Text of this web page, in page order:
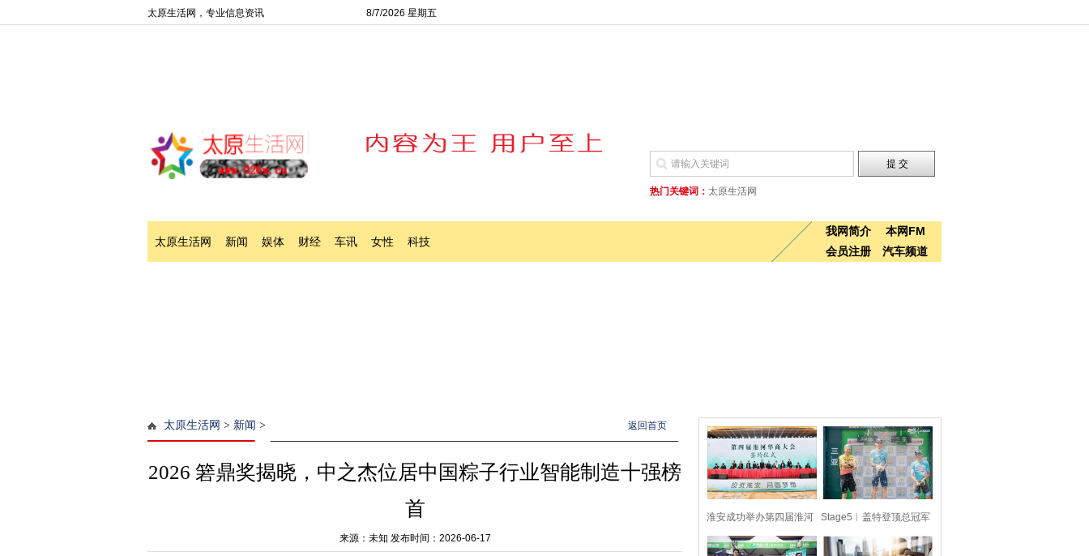
太原生活网，专业信息资讯 8/7/2026 星期五
热门关键词： 太原生活网
太原生活网 新闻 娱体 财经 车讯 女性 科技
本网FM
我网简介
汽车频道
会员注册
太原生活网 > 新闻 > 返回首页
2026 箬鼎奖揭晓，中之杰位居中国粽子行业智能制造十强榜
首
来源：未知 发布时间：2026-06-17
淮安成功举办第四届淮河
华商大会211个签约
Stage5︱盖特登顶总冠军
中国车手王奎程拿